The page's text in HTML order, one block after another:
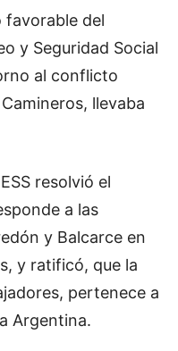
favorable del
y Seguridad Social
al conflicto
llevaba
resolvió el
a las
y Balcarce en
y ratificó, que la
pertenece a
Argentina.